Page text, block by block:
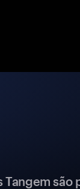
Tangem são